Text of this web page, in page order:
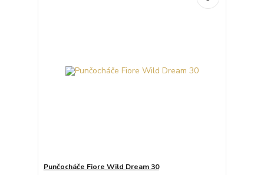
Punčocháče Fiore Wild Dream 30